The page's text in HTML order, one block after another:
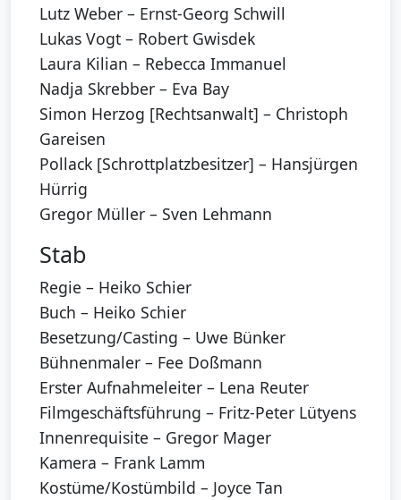
Lutz Weber – Ernst-Georg Schwill
Lukas Vogt – Robert Gwisdek
Laura Kilian – Rebecca Immanuel
Nadja Skrebber – Eva Bay
Simon Herzog [Rechtsanwalt] – Christoph
Gareisen
Pollack [Schrottplatzbesitzer] – Hansjürgen
Hürrig
Gregor Müller – Sven Lehmann
Stab
Regie – Heiko Schier
Buch – Heiko Schier
Besetzung/Casting – Uwe Bünker
Bühnenmaler – Fee Doßmann
Erster Aufnahmeleiter – Lena Reuter
Filmgeschäftsführung – Fritz-Peter Lütyens
Innenrequisite – Gregor Mager
Kamera – Frank Lamm
Kostüme/Kostümbild – Joyce Tan